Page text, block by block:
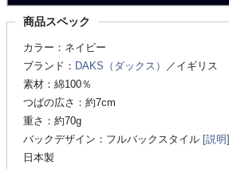
商品スペック
カラー：ネイビー
ブランド： DAKS（ダックス）
／イギリス
素材：綿100％
つばの広さ：約7cm
重さ：約70g
バックデザイン：フルバックスタイル [説明]
日本製